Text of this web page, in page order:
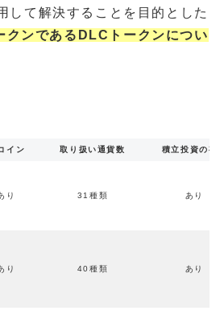
て解決することを目的とした
ンであるDLCトークンについ
イン 取り扱い通貨数 積立投資の有無
り 31種類 あり
り 40種類 あり